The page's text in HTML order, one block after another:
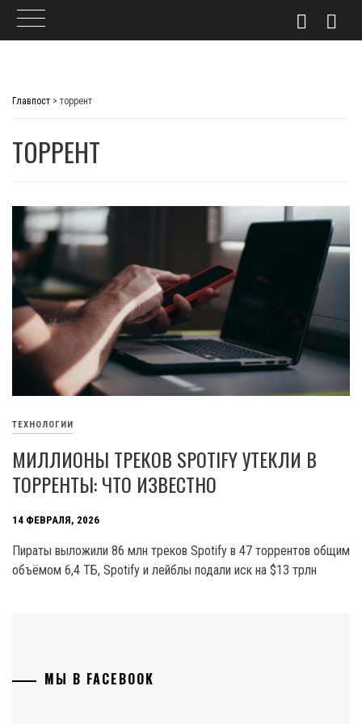
Главпост > торрент
ТОРРЕНТ
ТЕХНОЛОГИИ
МИЛЛИОНЫ ТРЕКОВ SPOTIFY УТЕКЛИ В
ТОРРЕНТЫ: ЧТО ИЗВЕСТНО
14 ФЕВРАЛЯ, 2026
Пираты выложили 86 млн треков Spotify в 47 торрентов общим
объёмом 6,4 ТБ, Spotify и лейблы подали иск на $13 трлн
МЫ В FACEBOOK